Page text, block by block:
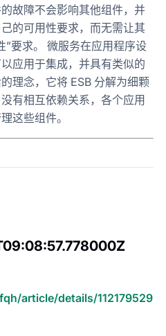
故障不会影响其他组件，并
的可用性要求，而无需让其
”要求。 微服务在应用程序设
应用于集成，并具有类似的
理念，它将 ESB 分解为细颗
有相互依赖关系，各个应用
这些组件。
article/details/112179529